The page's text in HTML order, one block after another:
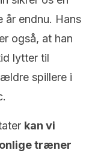
år endnu. Hans
også, at han
lytter til
spillere i
kan vi
træner